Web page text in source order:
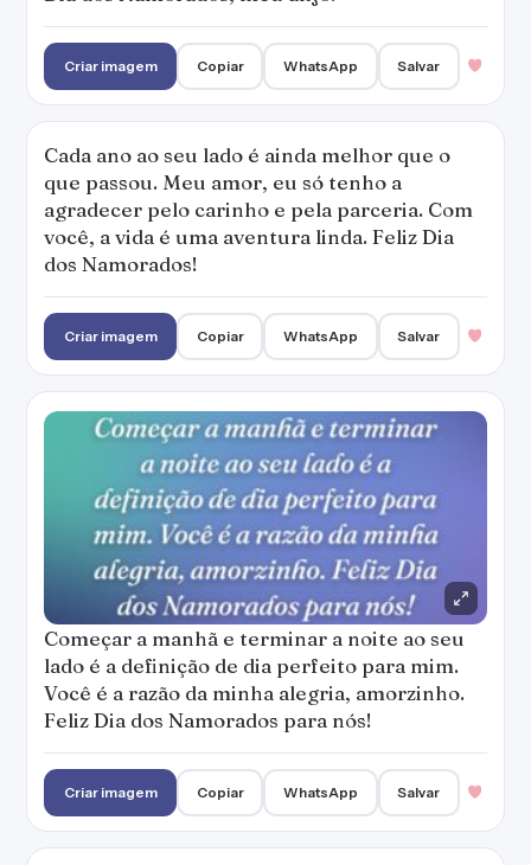
Criar imagem Copiar WhatsApp Salvar
Cada ano ao seu lado é ainda melhor que o
que passou. Meu amor, eu só tenho a
agradecer pelo carinho e pela parceria. Com
você, a vida é uma aventura linda. Feliz Dia
dos Namorados!
Criar imagem Copiar WhatsApp Salvar
Começar a manhã e terminar a noite ao seu
lado é a definição de dia perfeito para mim.
Você é a razão da minha alegria, amorzinho.
Feliz Dia dos Namorados para nós!
Criar imagem Copiar WhatsApp Salvar